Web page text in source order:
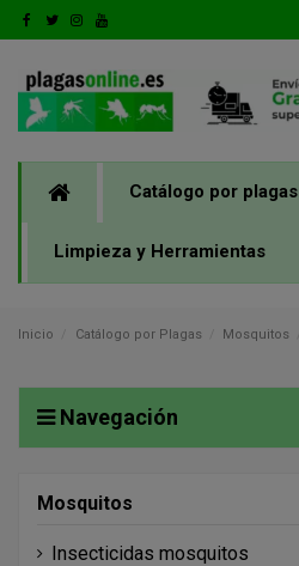
Catálogo por plagas
Limpieza y Herramientas
Inicio Catálogo por Plagas Mosquitos
Navegación
Mosquitos
Insecticidas mosquitos